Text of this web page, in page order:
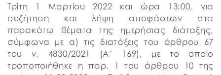
Τρίτη 1 Μαρτίου 2022 και ώρα 13:00, για
συζήτηση και λήψη αποφάσεων στα
παρακάτω θέματα της ημερήσιας διάταξης,
σύμφωνα με α) τις διατάξεις του άρθρου 67
του ν. 4830/2021 (Α’ 169), με το οποίο
τροποποιήθηκε η παρ. 1 του άρθρου 10 της